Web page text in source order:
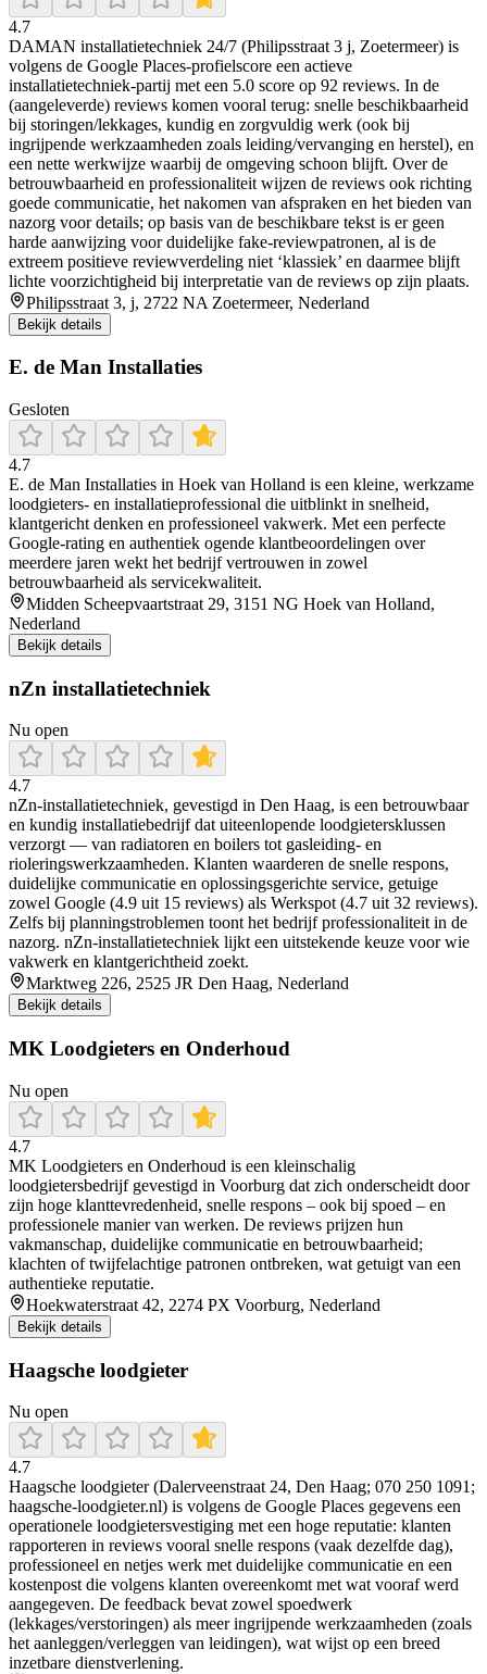
4.7
DAMAN installatietechniek 24/7 (Philipsstraat 3 j, Zoetermeer) is
volgens de Google Places-profielscore een actieve
installatietechniek-partij met een 5.0 score op 92 reviews. In de
(aangeleverde) reviews komen vooral terug: snelle beschikbaarheid
bij storingen/lekkages, kundig en zorgvuldig werk (ook bij
ingrijpende werkzaamheden zoals leiding/vervanging en herstel), en
een nette werkwijze waarbij de omgeving schoon blijft. Over de
betrouwbaarheid en professionaliteit wijzen de reviews ook richting
goede communicatie, het nakomen van afspraken en het bieden van
nazorg voor details; op basis van de beschikbare tekst is er geen
harde aanwijzing voor duidelijke fake-reviewpatronen, al is de
extreem positieve reviewverdeling niet ‘klassiek’ en daarmee blijft
lichte voorzichtigheid bij interpretatie van de reviews op zijn plaats.
Philipsstraat 3, j, 2722 NA Zoetermeer, Nederland
Bekijk details
E. de Man Installaties
Gesloten
4.7
E. de Man Installaties in Hoek van Holland is een kleine, werkzame
loodgieters- en installatieprofessional die uitblinkt in snelheid,
klantgericht denken en professioneel vakwerk. Met een perfecte
Google‑rating en authentiek ogende klantbeoordelingen over
meerdere jaren wekt het bedrijf vertrouwen in zowel
betrouwbaarheid als servicekwaliteit.
Midden Scheepvaartstraat 29, 3151 NG Hoek van Holland,
Nederland
Bekijk details
nZn installatietechniek
Nu open
4.7
nZn‑installatietechniek, gevestigd in Den Haag, is een betrouwbaar
en kundig installatiebedrijf dat uiteenlopende loodgietersklussen
verzorgt — van radiatoren en boilers tot gasleiding- en
rioleringswerkzaamheden. Klanten waarderen de snelle respons,
duidelijke communicatie en oplossingsgerichte service, getuige
zowel Google (4.9 uit 15 reviews) als Werkspot (4.7 uit 32 reviews).
Zelfs bij planningstroblemen toont het bedrijf professionaliteit in de
nazorg. nZn‑installatietechniek lijkt een uitstekende keuze voor wie
vakwerk en klantgerichtheid zoekt.
Marktweg 226, 2525 JR Den Haag, Nederland
Bekijk details
MK Loodgieters en Onderhoud
Nu open
4.7
MK Loodgieters en Onderhoud is een kleinschalig
loodgietersbedrijf gevestigd in Voorburg dat zich onderscheidt door
zijn hoge klanttevredenheid, snelle respons – ook bij spoed – en
professionele manier van werken. De reviews prijzen hun
vakmanschap, duidelijke communicatie en betrouwbaarheid;
klachten of twijfelachtige patronen ontbreken, wat getuigt van een
authentieke reputatie.
Hoekwaterstraat 42, 2274 PX Voorburg, Nederland
Bekijk details
Haagsche loodgieter
Nu open
4.7
Haagsche loodgieter (Dalerveenstraat 24, Den Haag; 070 250 1091;
haagsche-loodgieter.nl) is volgens de Google Places gegevens een
operationele loodgietersvestiging met een hoge reputatie: klanten
rapporteren in reviews vooral snelle respons (vaak dezelfde dag),
professioneel en netjes werk met duidelijke communicatie en een
kostenpost die volgens klanten overeenkomt met wat vooraf werd
aangegeven. De feedback bevat zowel spoedwerk
(lekkages/verstoringen) als meer ingrijpende werkzaamheden (zoals
het aanleggen/verleggen van leidingen), wat wijst op een breed
inzetbare dienstverlening.